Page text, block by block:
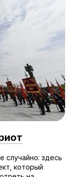
случайно: здесь
который